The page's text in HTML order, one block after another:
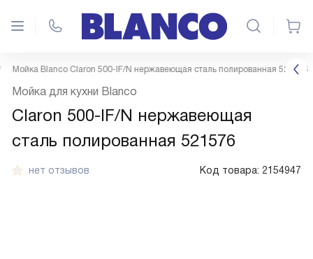
Мойка Blanco Claron 500-IF/N нержавеющая сталь полированная 521576
нет отзывов Код товара: 2154947
Мойка для кухни Blanco
Claron 500-IF/N нержавеющая
сталь полированная 521576